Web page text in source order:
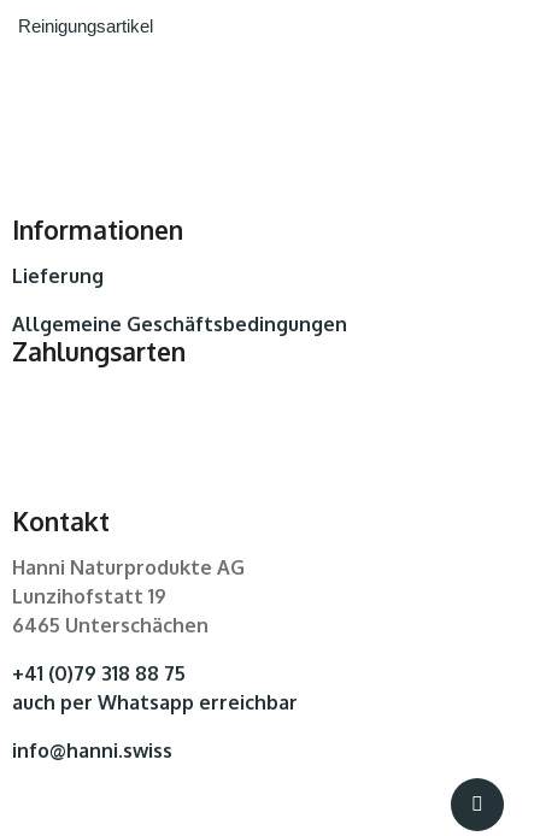
Reinigungsartikel
Informationen
Lieferung
Allgemeine Geschäftsbedingungen
Zahlungsarten
Kontakt
Hanni Naturprodukte AG
Lunzihofstatt 19
6465 Unterschächen
+41 (0)79 318 88 75
auch per Whatsapp erreichbar
info@hanni.swiss